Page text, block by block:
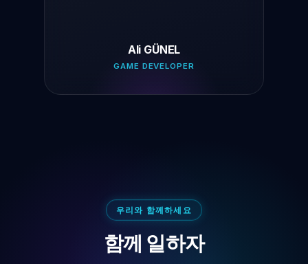
Ali GÜNEL
GAME DEVELOPER
우리와 함께하세요
함께 일하자